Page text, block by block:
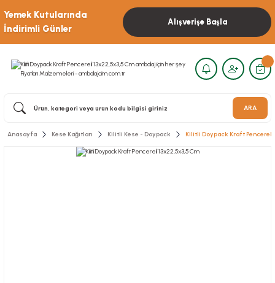
Yemek Kutularında
İndirimli Günler
Alışverişe Başla
ARA
Anasayfa Kese Kağıtları Kilitli Kese - Doypack Kilitli Doypack Kraft Pencereli